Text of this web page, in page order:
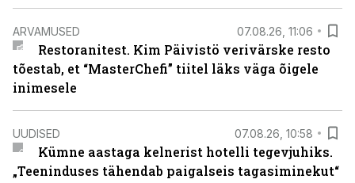
ARVAMUSED 07.08.26, 11:06
Restoranitest. Kim Päivistö verivärske resto
tõestab, et “MasterChefi” tiitel läks väga õigele
inimesele
UUDISED 07.08.26, 10:58
Kümne aastaga kelnerist hotelli tegevjuhiks.
„Teeninduses tähendab paigalseis tagasiminekut“